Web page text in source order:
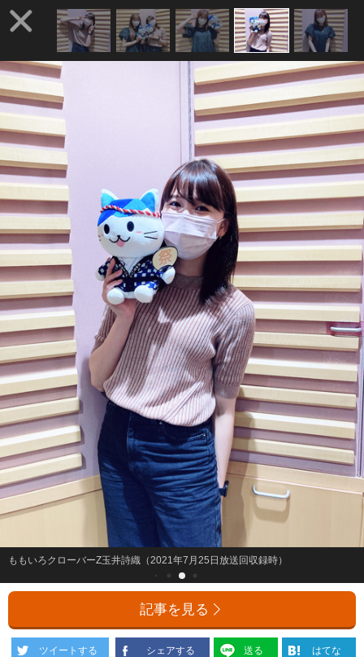
ももいろクローバーZ玉井詩織（2021年7月25日放送回収録時）
記事を見る
ツイートする シェアする 送る はてな